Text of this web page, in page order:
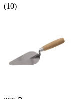
(10)